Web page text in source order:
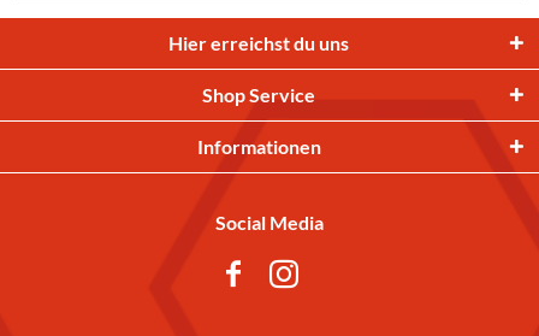
Hier erreichst du uns
Shop Service
Informationen
Social Media